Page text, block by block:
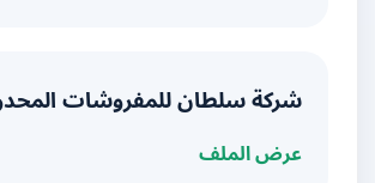
شركة سلطان للمفروشات المحدودة
عرض الملف